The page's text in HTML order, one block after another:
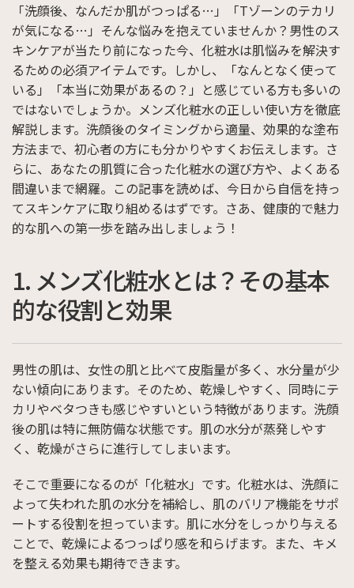
「洗顔後、なんだか肌がつっぱる…」「Tゾーンのテカリ
が気になる…」そんな悩みを抱えていませんか？男性のス
キンケアが当たり前になった今、化粧水は肌悩みを解決す
るための必須アイテムです。しかし、「なんとなく使って
いる」「本当に効果があるの？」と感じている方も多いの
ではないでしょうか。メンズ化粧水の正しい使い方を徹底
解説します。洗顔後のタイミングから適量、効果的な塗布
方法まで、初心者の方にも分かりやすくお伝えします。さ
らに、あなたの肌質に合った化粧水の選び方や、よくある
間違いまで網羅。この記事を読めば、今日から自信を持っ
てスキンケアに取り組めるはずです。さあ、健康的で魅力
的な肌への第一歩を踏み出しましょう！
1. メンズ化粧水とは？その基本
的な役割と効果
男性の肌は、女性の肌と比べて皮脂量が多く、水分量が少
ない傾向にあります。そのため、乾燥しやすく、同時にテ
カリやベタつきも感じやすいという特徴があります。洗顔
後の肌は特に無防備な状態です。肌の水分が蒸発しやす
く、乾燥がさらに進行してしまいます。
そこで重要になるのが「化粧水」です。化粧水は、洗顔に
よって失われた肌の水分を補給し、肌のバリア機能をサポ
ートする役割を担っています。肌に水分をしっかり与える
ことで、乾燥によるつっぱり感を和らげます。また、キメ
を整える効果も期待できます。